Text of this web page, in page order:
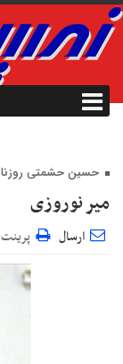
حسین حشمتی
میر نوروزی
ارسال پرینت